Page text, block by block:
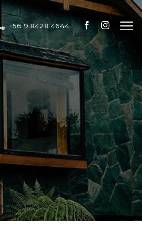
+56 9 8428 4644